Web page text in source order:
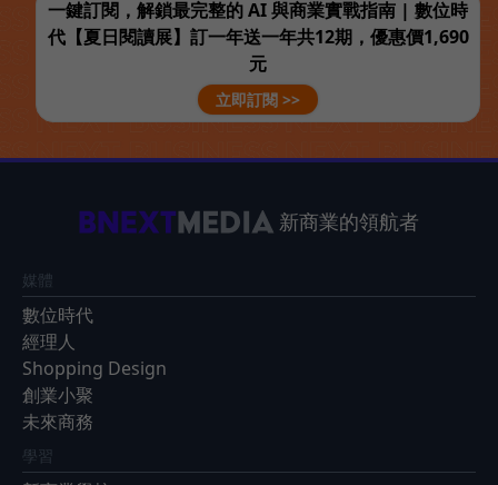
一鍵訂閱，解鎖最完整的 AI 與商業實戰指南 | 數位時
代【夏日閱讀展】訂一年送一年共12期，優惠價1,690
元
立即訂閱 >>
新商業的領航者
媒體
數位時代
經理人
Shopping Design
創業小聚
未來商務
學習